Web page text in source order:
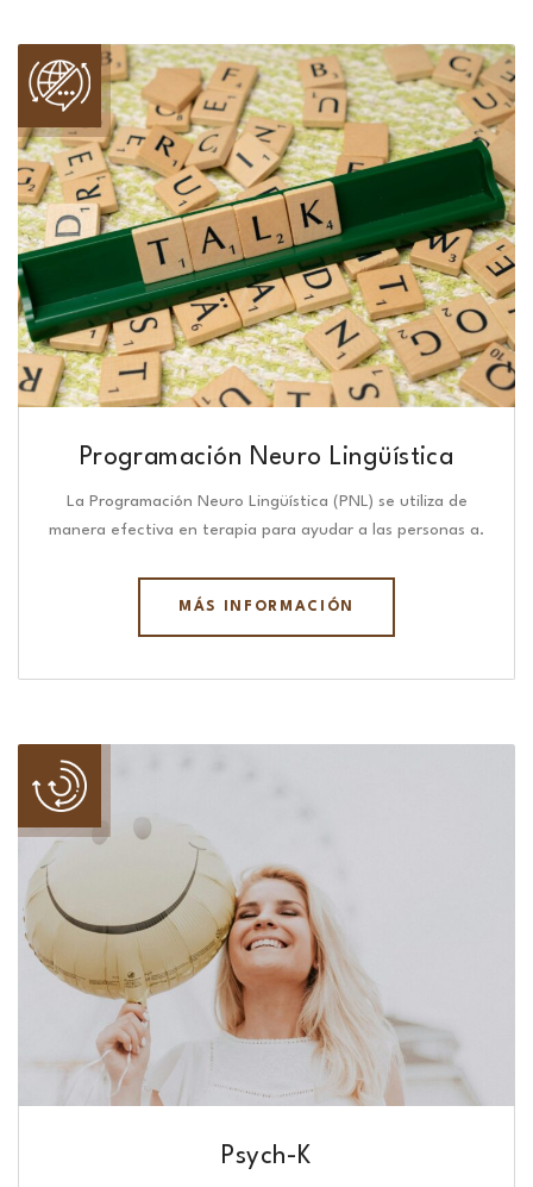
Programación Neuro Lingüística​
La Programación Neuro Lingüística (PNL) se utiliza de
manera efectiva en terapia para ayudar a las personas a.
MÁS INFORMACIÓN
Psych-K